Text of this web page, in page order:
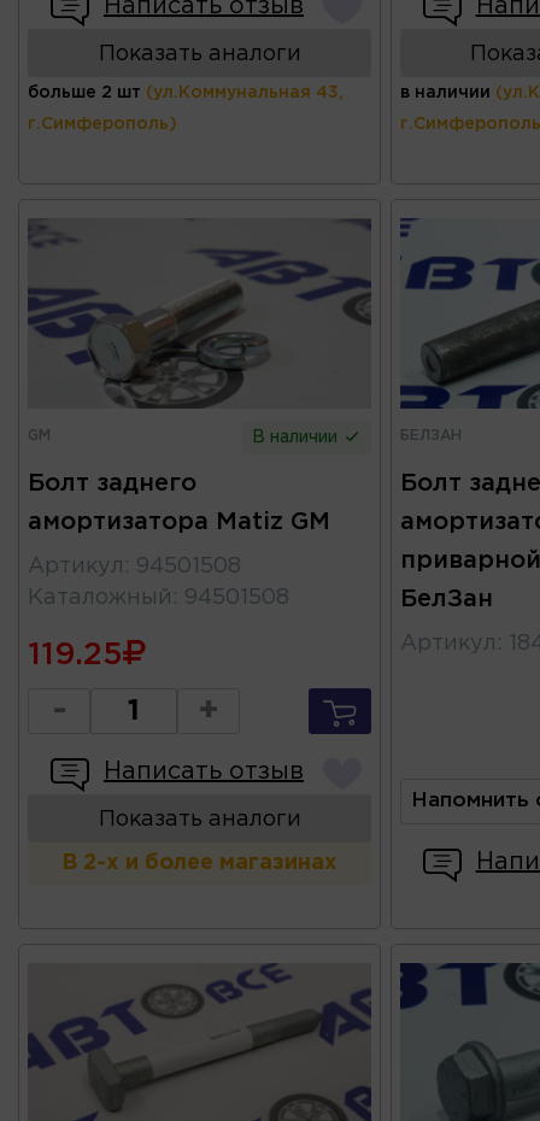
Написать отзыв
Показать аналоги
больше 2 шт (ул.Коммунальная 43,
г.Симферополь)
в наличии
GM В наличии
Болт заднего
амортизатора Matiz GM
Артикул : 94501508
Каталожный : 94501508
119.25
- +
Написать отзыв
Показать аналоги
В 2-х и более магазинах
БЕЛЗАН
Болт
БелЗан
Артикул :
Напомнить